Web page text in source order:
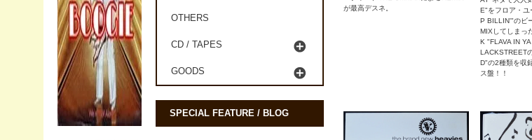
が最高デスネ。
E"をフロア・
P BILLIN'"のビ
MIXしてしまっ
K "FLAVA IN
LACKSTREET
D"の2種類を収
ス盤！！
OTHERS
CD / TAPES
GOODS
SPECIAL FEATURE / BLOG